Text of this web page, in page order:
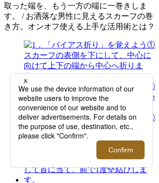
取った端を、もう一方の端に一巻きしま
す。 / お洒落な男性に見えるスカーフの巻
き方。オンオフ使える上手な活用術とは？